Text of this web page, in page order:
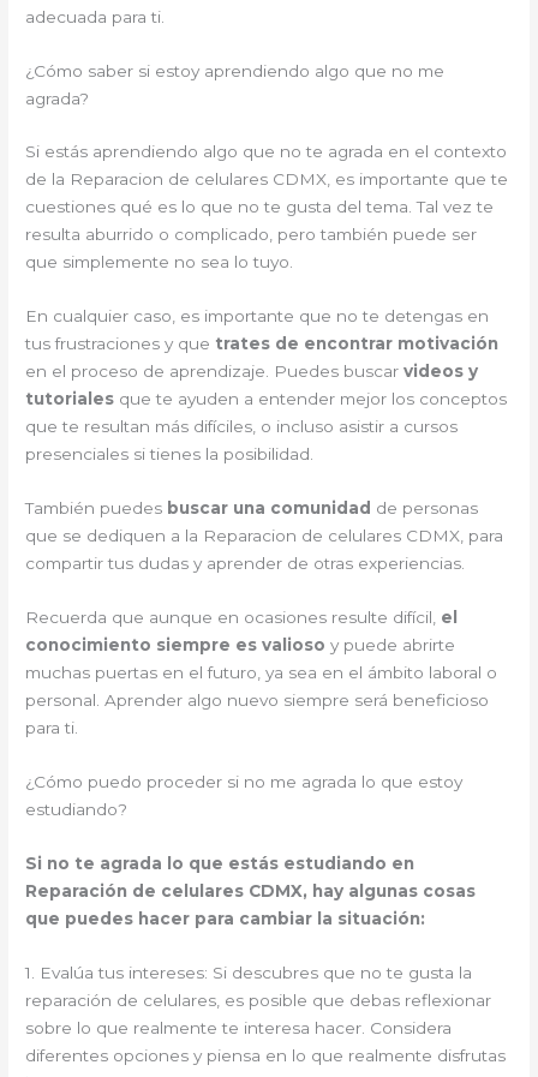
adecuada para ti.
¿Cómo saber si estoy aprendiendo algo que no me
agrada?
Si estás aprendiendo algo que no te agrada en el contexto
de la Reparacion de celulares CDMX, es importante que te
cuestiones qué es lo que no te gusta del tema. Tal vez te
resulta aburrido o complicado, pero también puede ser
que simplemente no sea lo tuyo.
En cualquier caso, es importante que no te detengas en
tus frustraciones y que trates de encontrar motivación
en el proceso de aprendizaje. Puedes buscarvideos y
tutoriales que te ayuden a entender mejor los conceptos
que te resultan más difíciles, o incluso asistir a cursos
presenciales si tienes la posibilidad.
También puedes buscar una comunidad de personas
que se dediquen a la Reparacion de celulares CDMX, para
compartir tus dudas y aprender de otras experiencias.
Recuerda que aunque en ocasiones resulte difícil, el
conocimiento siempre es valioso y puede abrirte
muchas puertas en el futuro, ya sea en el ámbito laboral o
personal. Aprender algo nuevo siempre será beneficioso
para ti.
¿Cómo puedo proceder si no me agrada lo que estoy
estudiando?
Si no te agrada lo que estás estudiando en
Reparación de celulares CDMX, hay algunas cosas
que puedes hacer para cambiar la situación:
1. Evalúa tus intereses: Si descubres que no te gusta la
reparación de celulares, es posible que debas reflexionar
sobre lo que realmente te interesa hacer. Considera
diferentes opciones y piensa en lo que realmente disfrutas